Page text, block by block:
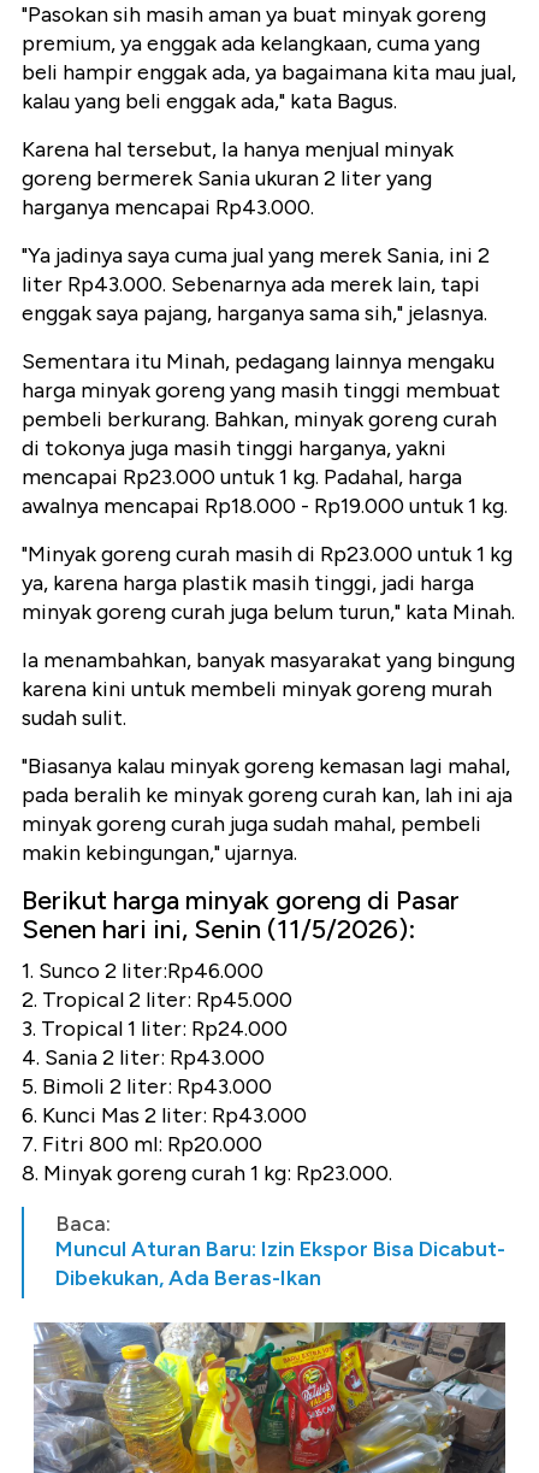
"Pasokan sih masih aman ya buat minyak goreng
premium, ya enggak ada kelangkaan, cuma yang
beli hampir enggak ada, ya bagaimana kita mau jual,
kalau yang beli enggak ada," kata Bagus.
Karena hal tersebut, Ia hanya menjual minyak
goreng bermerek Sania ukuran 2 liter yang
harganya mencapai Rp43.000.
"Ya jadinya saya cuma jual yang merek Sania, ini 2
liter Rp43.000. Sebenarnya ada merek lain, tapi
enggak saya pajang, harganya sama sih," jelasnya.
Sementara itu Minah, pedagang lainnya mengaku
harga minyak goreng yang masih tinggi membuat
pembeli berkurang. Bahkan, minyak goreng curah
di tokonya juga masih tinggi harganya, yakni
mencapai Rp23.000 untuk 1 kg. Padahal, harga
awalnya mencapai Rp18.000 - Rp19.000 untuk 1 kg.
"Minyak goreng curah masih di Rp23.000 untuk 1 kg
ya, karena harga plastik masih tinggi, jadi harga
minyak goreng curah juga belum turun," kata Minah.
Ia menambahkan, banyak masyarakat yang bingung
karena kini untuk membeli minyak goreng murah
sudah sulit.
"Biasanya kalau minyak goreng kemasan lagi mahal,
pada beralih ke minyak goreng curah kan, lah ini aja
minyak goreng curah juga sudah mahal, pembeli
makin kebingungan," ujarnya.
Berikut harga minyak goreng di Pasar
Senen hari ini, Senin (11/5/2026):
1. Sunco 2 liter:Rp46.000
2. Tropical 2 liter: Rp45.000
3. Tropical 1 liter: Rp24.000
4. Sania 2 liter: Rp43.000
5. Bimoli 2 liter: Rp43.000
6. Kunci Mas 2 liter: Rp43.000
7. Fitri 800 ml: Rp20.000
8. Minyak goreng curah 1 kg: Rp23.000.
Baca:
Muncul Aturan Baru: Izin Ekspor Bisa Dicabut-
Dibekukan, Ada Beras-Ikan